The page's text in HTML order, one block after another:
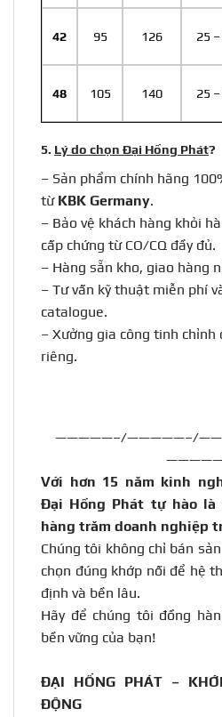
42 95 126 25
48 105 140 25
5. Lý do chọn Đại Hồng Phát?
– Sản phẩm chính hãng
từ KBK Germany.
– Bảo vệ khách hàng khỏi
cấp chứng từ CO/CQ đầy đủ.
– Hàng sẵn kho, giao hàng
– Tư vấn kỹ thuật miễn phí
catalogue.
– Xưởng gia công tinh chỉnh
riêng.
—————–/—————–/
Với hơn 15 năm kinh
Đại Hồng Phát tự hào
hàng trăm doanh nghiệp
Chúng tôi không chỉ bán
chọn đúng khớp nối để hệ
định và bền lâu.
Hãy để chúng tôi đồng
bền vững của bạn!
ĐẠI HỒNG PHÁT –
ĐỘNG